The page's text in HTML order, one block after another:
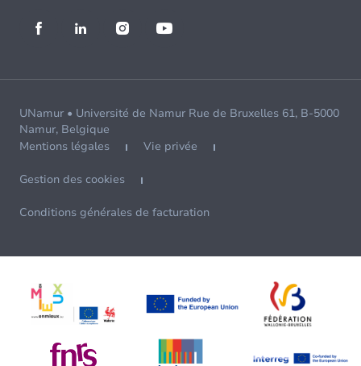
UNamur • Université de Namur Rue de Bruxelles 61, B-5000
Namur, Belgique
Mentions légales
Vie privée
Gestion des cookies
Conditions générales de facturation